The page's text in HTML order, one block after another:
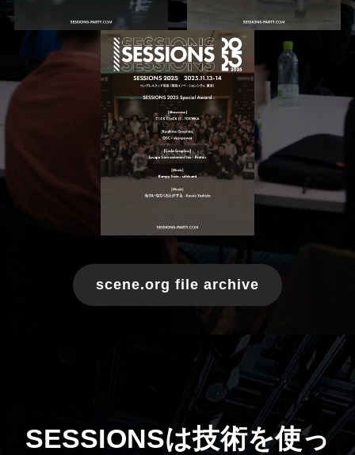
scene.org file archive
SESSIONSは技術を使っ